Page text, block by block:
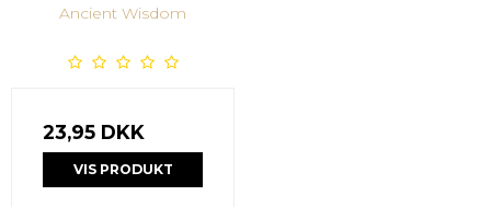
Ancient Wisdom
23,95 DKK
VIS PRODUKT